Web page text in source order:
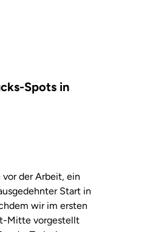
Spots in
der Arbeit, ein
Start in
wir im ersten
Mitte vorgestellt